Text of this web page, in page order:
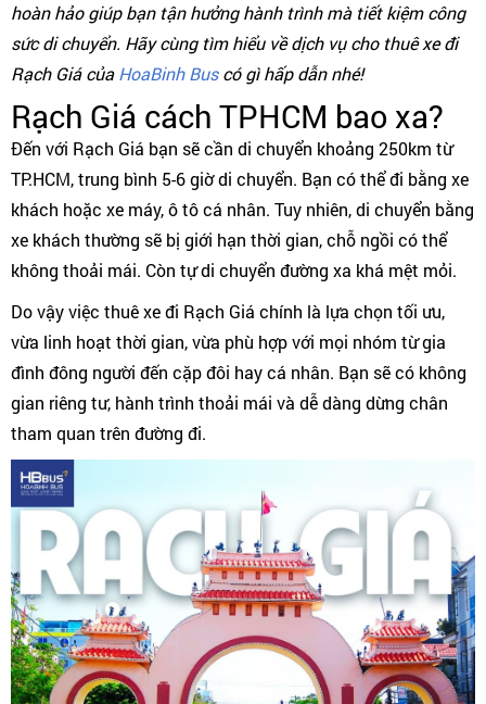
hoàn hảo giúp bạn tận hưởng hành trình mà tiết kiệm công
sức di chuyển. Hãy cùng tìm hiểu về dịch vụ cho thuê xe đi
Rạch Giá củaHoaBinh Buscó gì hấp dẫn nhé!
Rạch Giá cách TPHCM bao xa?
Đến với Rạch Giá bạn sẽ cần di chuyển khoảng 250km từ
TP.HCM, trung bình 5-6 giờ di chuyển. Bạn có thể đi bằng xe
khách hoặc xe máy, ô tô cá nhân. Tuy nhiên, di chuyển bằng
xe khách thường sẽ bị giới hạn thời gian, chỗ ngồi có thể
không thoải mái. Còn tự di chuyển đường xa khá mệt mỏi.
Do vậy việc thuê xe đi Rạch Giá chính là lựa chọn tối ưu,
vừa linh hoạt thời gian, vừa phù hợp với mọi nhóm từ gia
đình đông người đến cặp đôi hay cá nhân. Bạn sẽ có không
gian riêng tư, hành trình thoải mái và dễ dàng dừng chân
tham quan trên đường đi.